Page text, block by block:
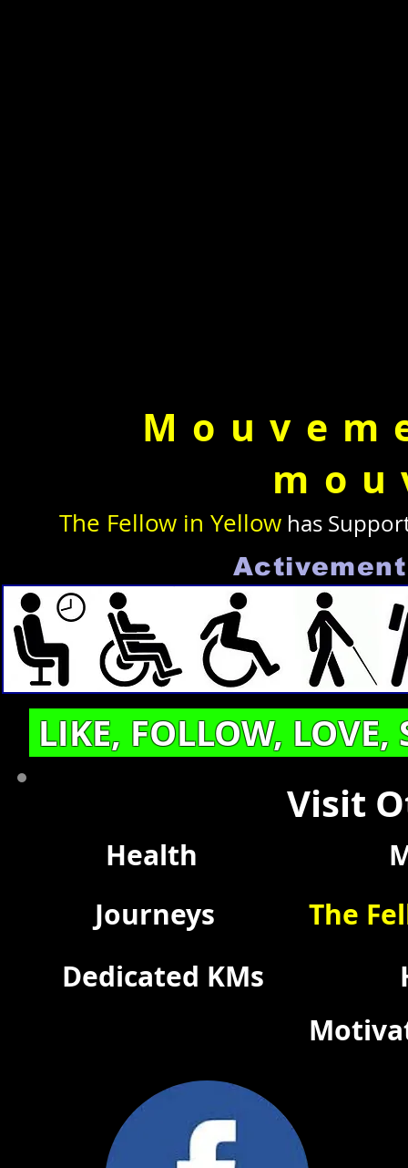
The Fellow in Yellow has
LIKE, FOLLOW, LOVE,
Visit
Health
The
Journeys
Dedicated KMs